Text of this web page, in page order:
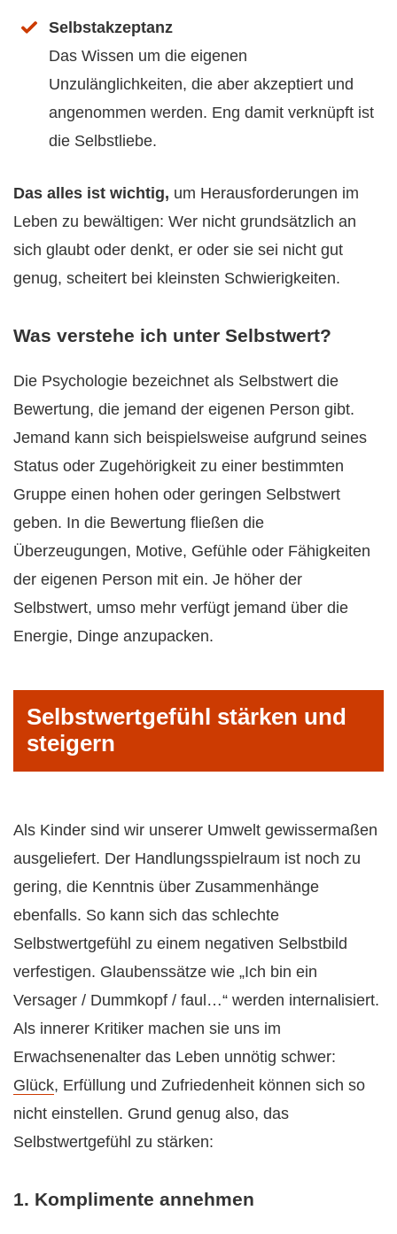
Selbstakzeptanz
Das Wissen um die eigenen
Unzulänglichkeiten, die aber akzeptiert und
angenommen werden. Eng damit verknüpft ist
die Selbstliebe.
Das alles ist wichtig, um Herausforderungen im
Leben zu bewältigen: Wer nicht grundsätzlich an
sich glaubt oder denkt, er oder sie sei nicht gut
genug, scheitert bei kleinsten Schwierigkeiten.
Was verstehe ich unter Selbstwert?
Die Psychologie bezeichnet als Selbstwert die
Bewertung, die jemand der eigenen Person gibt.
Jemand kann sich beispielsweise aufgrund seines
Status oder Zugehörigkeit zu einer bestimmten
Gruppe einen hohen oder geringen Selbstwert
geben. In die Bewertung fließen die
Überzeugungen, Motive, Gefühle oder Fähigkeiten
der eigenen Person mit ein. Je höher der
Selbstwert, umso mehr verfügt jemand über die
Energie, Dinge anzupacken.
Selbstwertgefühl stärken und
steigern
Als Kinder sind wir unserer Umwelt gewissermaßen
ausgeliefert. Der Handlungsspielraum ist noch zu
gering, die Kenntnis über Zusammenhänge
ebenfalls. So kann sich das schlechte
Selbstwertgefühl zu einem negativen Selbstbild
verfestigen. Glaubenssätze wie „Ich bin ein
Versager / Dummkopf / faul…“ werden internalisiert.
Als innerer Kritiker machen sie uns im
Erwachsenenalter das Leben unnötig schwer:
Glück, Erfüllung und Zufriedenheit können sich so
nicht einstellen. Grund genug also, das
Selbstwertgefühl zu stärken:
1. Komplimente annehmen